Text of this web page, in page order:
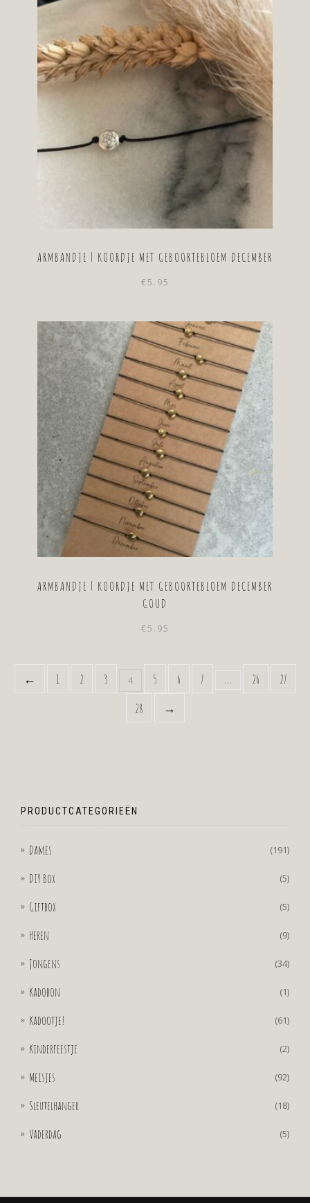
ARMBANDJE | KOORDJE MET GEBOORTEBLOEM DECEMBER
€5.95
ARMBANDJE | KOORDJE MET GEBOORTEBLOEM DECEMBER
GOUD
€5.95
← 1 2 3 4 5 6 7 … 26
27
28
→
PRODUCTCATEGORIEËN
Dames (191)
DIY Box (5)
Giftbox (5)
Heren (9)
Jongens (34)
Kadobon (1)
Kadootje! (61)
Kinderfeestje (2)
Meisjes (92)
Sleutelhanger (18)
Vaderdag (5)